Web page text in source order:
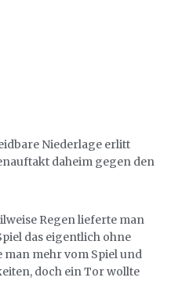
Niederlage erlitt
daheim gegen den
Regen lieferte man
das eigentlich ohne
man mehr vom Spiel und
doch ein Tor wollte